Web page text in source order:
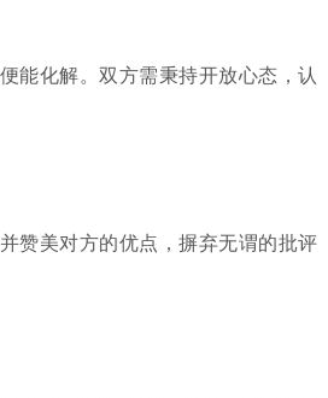
能化解。双方需秉持开放心态，认
赞美对方的优点，摒弃无谓的批评